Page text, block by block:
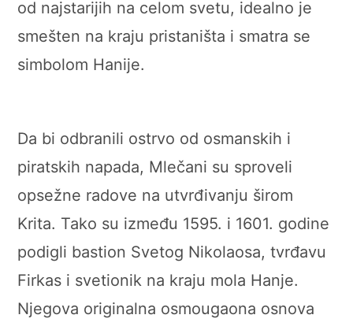
od najstarijih na celom svetu, idealno je
smešten na kraju pristaništa i smatra se
simbolom Hanije.
Da bi odbranili ostrvo od osmanskih i
piratskih napada, Mlečani su sproveli
opsežne radove na utvrđivanju širom
Krita. Tako su između 1595. i 1601. godine
podigli bastion Svetog Nikolaosa, tvrđavu
Firkas i svetionik na kraju mola Hanje.
Njegova originalna osmougaona osnova